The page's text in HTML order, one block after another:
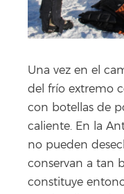
Una vez en el
del frío extremo
con botellas de
caliente. En la
no pueden
conservan a tan
constituye